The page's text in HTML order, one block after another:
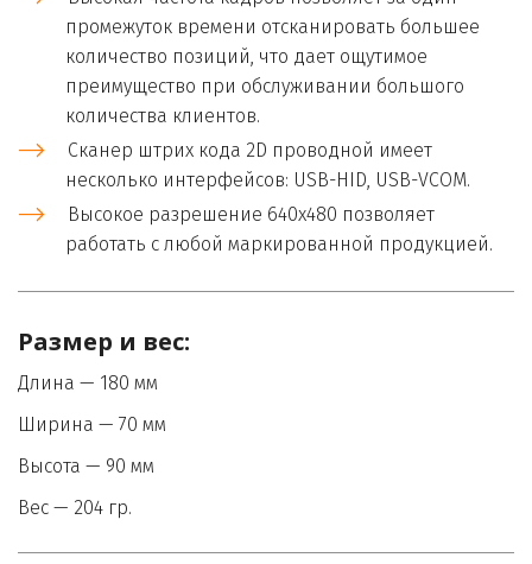
промежуток времени отсканировать большее
количество позиций, что дает ощутимое
преимущество при обслуживании большого
количества клиентов.
Сканер штрих кода 2D проводной имеет
несколько интерфейсов: USB-HID, USB-VCOM.
Высокое разрешение 640х480 позволяет
работать с любой маркированной продукцией.
Размер и вес:
Длина — 180 мм
Ширина — 70 мм
Высота — 90 мм
Вес — 204 гр.